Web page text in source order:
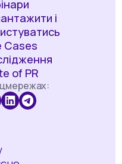
і
Cases
of PR